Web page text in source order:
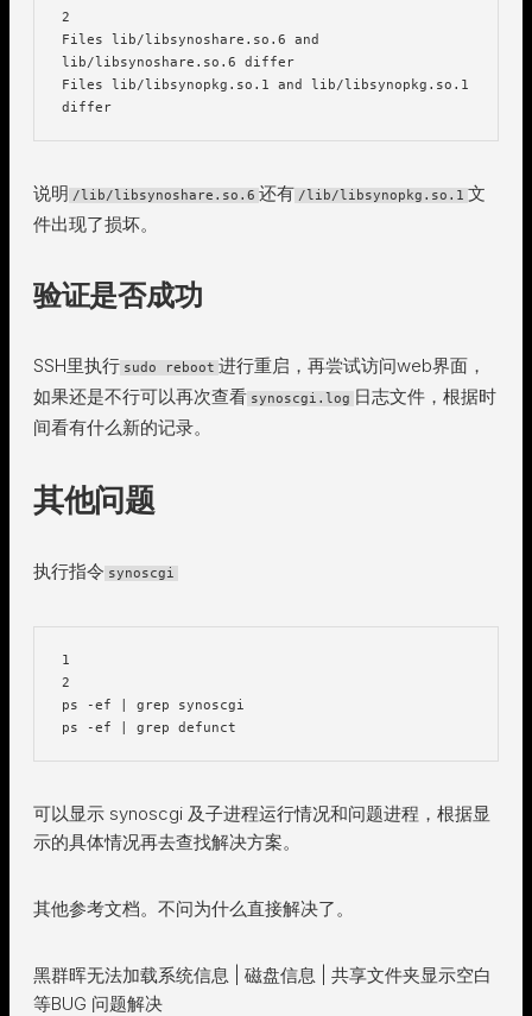
2
Files lib/libsynoshare.so.6 and
lib/libsynoshare.so.6 differ
Files lib/libsynopkg.so.1 and lib/libsynopkg.so.1
说明 /lib/libsynoshare.so.6 还有 /lib/libsynopkg.so.1 文
件出现了损坏。
验证是否成功
SSH里执行 sudo reboot 进行重启，再尝试访问web界面，
如果还是不行可以再次查看 synoscgi.log 日志文件，根据时
间看有什么新的记录。
其他问题
执行指令 synoscgi
1
2
ps -ef | grep synoscgi
可以显示 synoscgi 及子进程运行情况和问题进程，根据显
示的具体情况再去查找解决方案。
其他参考文档。不问为什么直接解决了。
黑群晖无法加载系统信息 | 磁盘信息 | 共享文件夹显示空白
等BUG 问题解决